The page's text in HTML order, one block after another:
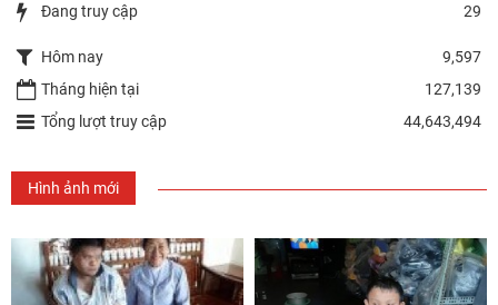
Đang truy cập 29
Hôm nay
9,597
Tháng hiện tại
127,139
Tổng lượt truy cập
44,643,494
Hình ảnh mới